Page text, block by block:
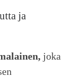
ja
joka